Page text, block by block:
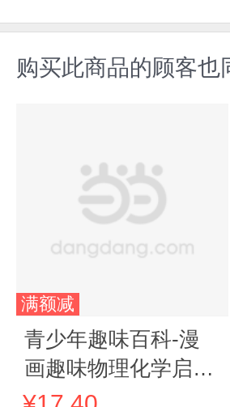
购买此商品的顾客也
满额减
青少年趣味百科-漫
画趣味物理化学启蒙
书（平装）